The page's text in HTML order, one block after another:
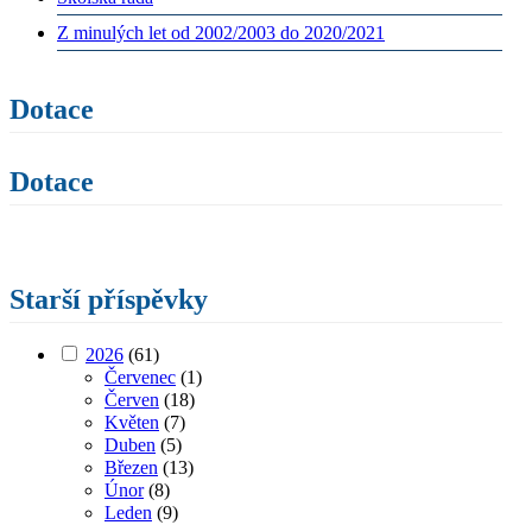
Z minulých let od 2002/2003 do 2020/2021
Dotace
Dotace
Starší příspěvky
2026 (61)
Červenec (1)
Červen (18)
Květen (7)
Duben (5)
Březen (13)
Únor(8)
Leden (9)